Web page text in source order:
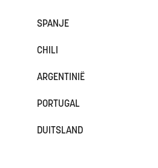
SPANJE
CHILI
ARGENTINIË
PORTUGAL
DUITSLAND